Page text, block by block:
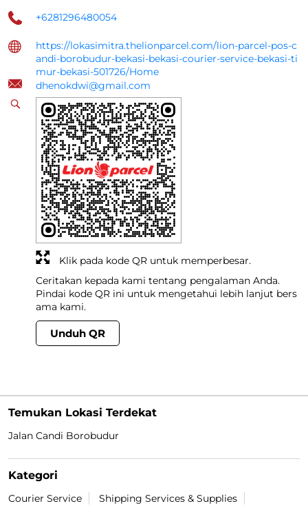
+6281296480054
https://lokasimitra.thelionparcel.com/lion-parcel-pos-c
andi-borobudur-bekasi-bekasi-courier-service-bekasi-ti
mur-bekasi-501726/Home
dhenokdwi@gmail.com
Ceritakan kepada kami tentang pengalaman Anda.
Pindai kode QR ini untuk mengetahui lebih lanjut bers
ama kami.
Unduh QR
Klik pada kode QR untuk memperbesar.
Temukan Lokasi Terdekat
Jalan Candi Borobudur
Kategori
Courier Service
Shipping Services & Supplies